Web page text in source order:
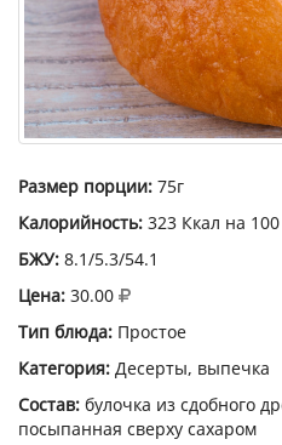
Размер порции: 75г
Калорийность: 323 Ккал на 100
БЖУ: 8.1/5.3/54.1
Цена: 30.00
Тип блюда: Простое
Категория: Десерты, выпечка
Состав: булочка из сдобного
посыпанная сверху сахаром